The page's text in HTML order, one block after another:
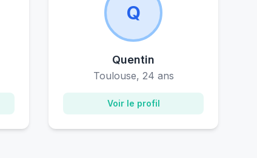
Q
Quentin
Toulouse, 24 ans
Voir le profil